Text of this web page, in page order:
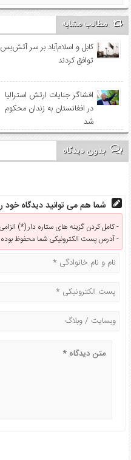
مطالب مشابه
کابل و اسلام‌آباد بر سر آتش‌بس
توافق کردند
افشاگر جنایات ارتش استرالیا
در افغانستان به زندان محکوم
شد
بدون دیدگاه
کامل کردن گزینه های ستاره دار (*) الزامی است -
آدرس پست الکترونیکی شما محفوظ بوده و نمایش داده نخواهد شد -